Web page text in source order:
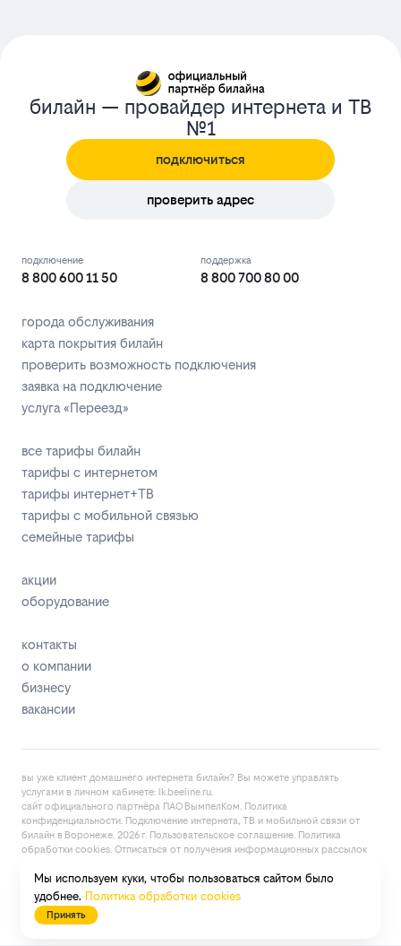
билайн — провайдер интернета и ТВ
№1
подключиться
проверить адрес
подключение
8 800 600 11 50
поддержка
8 800 700 80 00
города обслуживания
карта покрытия билайн
проверить возможность подключения
заявка на подключение
услуга «Переезд»
все тарифы билайн
тарифы с интернетом
тарифы интернет+ТВ
тарифы с мобильной связью
семейные тарифы
акции
оборудование
контакты
о компании
бизнесу
вакансии
вы уже клиент домашнего интернета билайн? Вы можете управлять
услугами в личнoм кaбинeтe: lk.bееlinе.ru.
сайт официального партнёра ПАО ВымпелКом. Политика
конфиденциальности. Подключение интернета, ТВ и мобильной связи от
билайн в Воронеже. 2026 г. Пользовательское соглашение. Политика
обработки cookies. Отписаться от получения информационных рассылок
договор об оказании услуг связикарта сайта
Мы используем куки, чтобы пользоваться сайтом было
удобнее. Политика обработки cookies
Принять